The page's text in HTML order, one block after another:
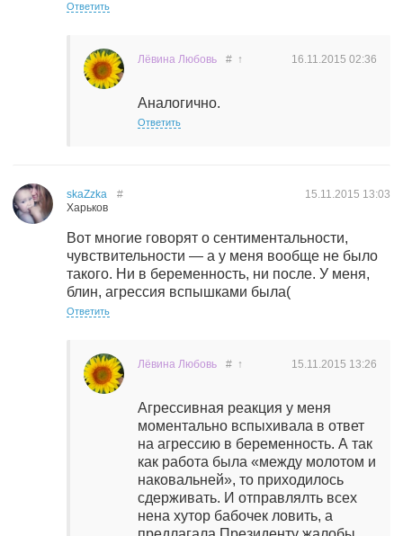
Ответить
Лёвина Любовь 16.11.2015 02:36
# ↑
Аналогично.
Ответить
skaZzka
Харьков
15.11.2015 13:03
#
Вот многие говорят о сентиментальности,
чувствительности — а у меня вообще не было
такого. Ни в беременность, ни после. У меня,
блин, агрессия вспышками была(
Ответить
Лёвина Любовь 15.11.2015 13:26
# ↑
Агрессивная реакция у меня
моментально вспыхивала в ответ
на агрессию в беременность. А так
как работа была «между молотом и
наковальней», то приходилось
сдерживать. И отправлялть всех
нена хутор бабочек ловить, а